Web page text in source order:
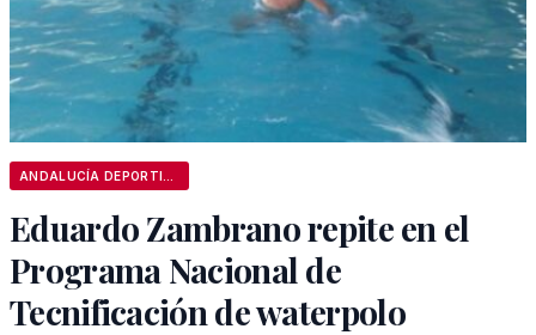
Eduardo Zambrano repite en el
Programa Nacional de
Tecnificación de waterpolo